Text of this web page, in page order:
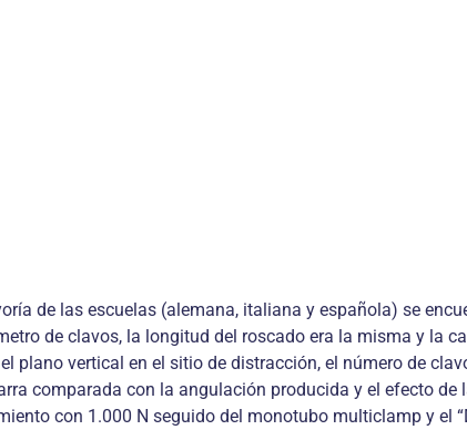
de las escuelas (alemana, italiana y española) se
de clavos, la longitud del roscado era la misma y la
plano vertical en el sitio de distracción, el número de
comparada con la angulación producida y el efecto
con 1.000 N seguido del monotubo multiclamp y el